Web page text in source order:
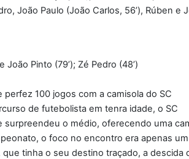
João Paulo (João Carlos, 56’), Rúben e
João Pinto (79’); Zé Pedro (48’)
100 jogos com a camisola do SC
de futebolista em tenra idade, o SC
o médio, oferecendo uma
o foco no encontro era apenas
tinha o seu destino traçado, a descida